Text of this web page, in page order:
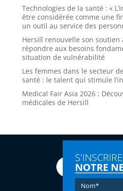
Technologies de la santé : «
être considérée comme une
un outil au service des
Hersill renouvelle son soutien
répondre aux besoins
situation de vulnérabilité
Les femmes dans le secteur
santé : le talent qui stimule
Medical Fair Asia 2026 :
médicales de Hersill
NOTRE